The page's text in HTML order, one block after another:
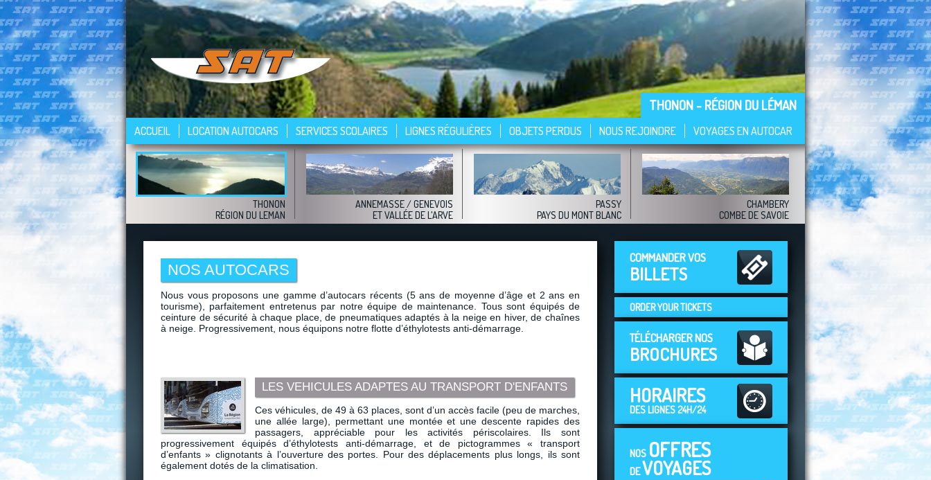
THONON - RÉGION DU LÉMAN
ACCUEIL LOCATION AUTOCARS SERVICES SCOLAIRES LIGNES RÉGULIÈRES OBJETS PERDUS NOUS REJOINDRE VOYAGES EN AUTOCAR
THONON
RÉGION DU LEMAN
ANNEMASSE/ GENEVOIS
ET VALLÉE DE L'ARVE
PASSY
PAYS DU MONT BLANC
CHAMBERY
COMBE DE SAVOIE
NOS AUTOCARS
Nous vous proposons une gamme d’autocars récents (5 ans de moyenne d’âge et 2 ans en
tourisme), parfaitement entretenus par notre équipe de maintenance. Tous sont équipés de
ceinture de sécurité à chaque place, de pneumatiques adaptés à la neige en hiver, de chaînes
à neige. Progressivement, nous équipons notre flotte d’éthylotests anti-démarrage.
LES VEHICULES ADAPTES AU TRANSPORT D'ENFANTS
Ces véhicules, de 49 à 63 places, sont d’un accès facile (peu de marches,
une allée large), permettant une montée et une descente rapides des
passagers, appréciable pour les activités périscolaires. Ils sont
progressivement équipés d’éthylotests anti-démarrage, et de pictogrammes « transport
d’enfants » clignotants à l’ouverture des portes. Pour des déplacements plus longs, ils sont
également dotés de la climatisation.
COMMANDER VOS
BILLETS
ORDER YOUR TICKETS
TÉLÉCHARGER NOS
BROCHURES
HORAIRES
DES LIGNES 24H/24
NOS OFFRES
DEVOYAGES